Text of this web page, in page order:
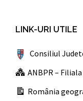
LINK-URI UTILE
Consiliul
ANBPR –
România